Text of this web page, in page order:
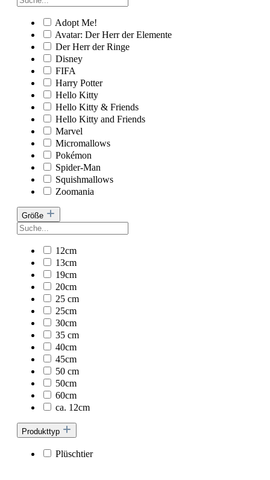
Adopt Me!
Avatar: Der Herr der Elemente
Der Herr der Ringe
Disney
FIFA
Harry Potter
Hello Kitty
Hello Kitty & Friends
Hello Kitty and Friends
Marvel
Micromallows
Pokémon
Spider-Man
Squishmallows
Zoomania
Größe
12cm
13cm
19cm
20cm
25 cm
25cm
30cm
35 cm
40cm
45cm
50 cm
50cm
60cm
ca. 12cm
Produkttyp
Plüschtier